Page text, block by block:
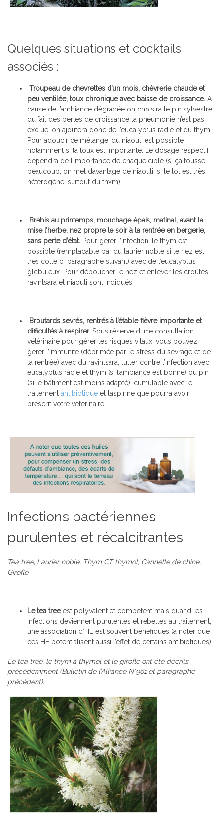
Quelques situations et cocktails
associés :
Troupeau de chevrettes d’un mois, chèvrerie chaude et
peu ventilée, toux chronique avec baisse de croissance. A
cause de l’ambiance dégradée on choisira le pin sylvestre,
du fait des pertes de croissance la pneumonie n’est pas
exclue, on ajoutera donc de l’eucalyptus radié et du thym.
Pour adoucir ce mélange, du niaouli est possible
notamment si la toux est importante. Le dosage respectif
dépendra de l’importance de chaque cible (si ça tousse
beaucoup, on met davantage de niaouli, si le lot est très
hétérogène, surtout du thym).
Brebis au printemps, mouchage épais, matinal, avant la
mise l’herbe, nez propre le soir à la rentrée en bergerie,
sans perte d’état. Pour gérer l’infection, le thym est
possible (remplaçable par du laurier noble si le nez est
très collé cf paragraphe suivant) avec de l’eucalyptus
globuleux. Pour déboucher le nez et enlever les croûtes,
ravintsara et niaouli sont indiqués.
Broutards sevrés, rentrés à l’étable fièvre importante et
difficultés à respirer. Sous réserve d’une consultation
vétérinaire pour gérer les risques vitaux, vous pouvez
gérer l’immunité (déprimée par le stress du sevrage et de
la rentrée) avec du ravintsara, lutter contre l’infection avec
eucalyptus radié et thym (si l’ambiance est bonne) ou pin
(si le bâtiment est moins adapté), cumulable avec le
traitement antibiotique et l’aspirine que pourra avoir
prescrit votre vétérinaire.
Infections bactériennes
purulentes et récalcitrantes
Tea tree, Laurier noble, Thym CT thymol, Cannelle de chine,
Girofle
Le tea treeest polyvalent et compétent mais quand les
infections deviennent purulentes et rebelles au traitement,
une association d’HE est souvent bénéfiques (à noter que
ces HE potentialisent aussi l’effet de certains antibiotiques)
Le tea tree, le thym à thymol et le girofle ont été décrits
précédemment (Bulletin de l’Alliance N°961 et paragraphe
précédent).